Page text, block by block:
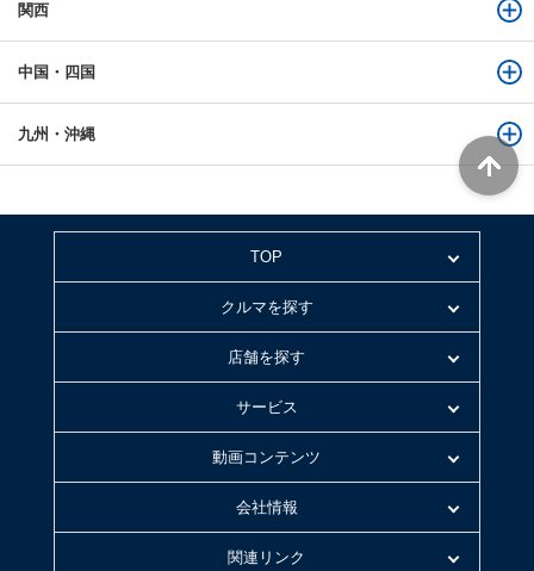
関西
中国・四国
九州・沖縄
TOP
クルマを探す
店舗を探す
サービス
動画コンテンツ
会社情報
関連リンク